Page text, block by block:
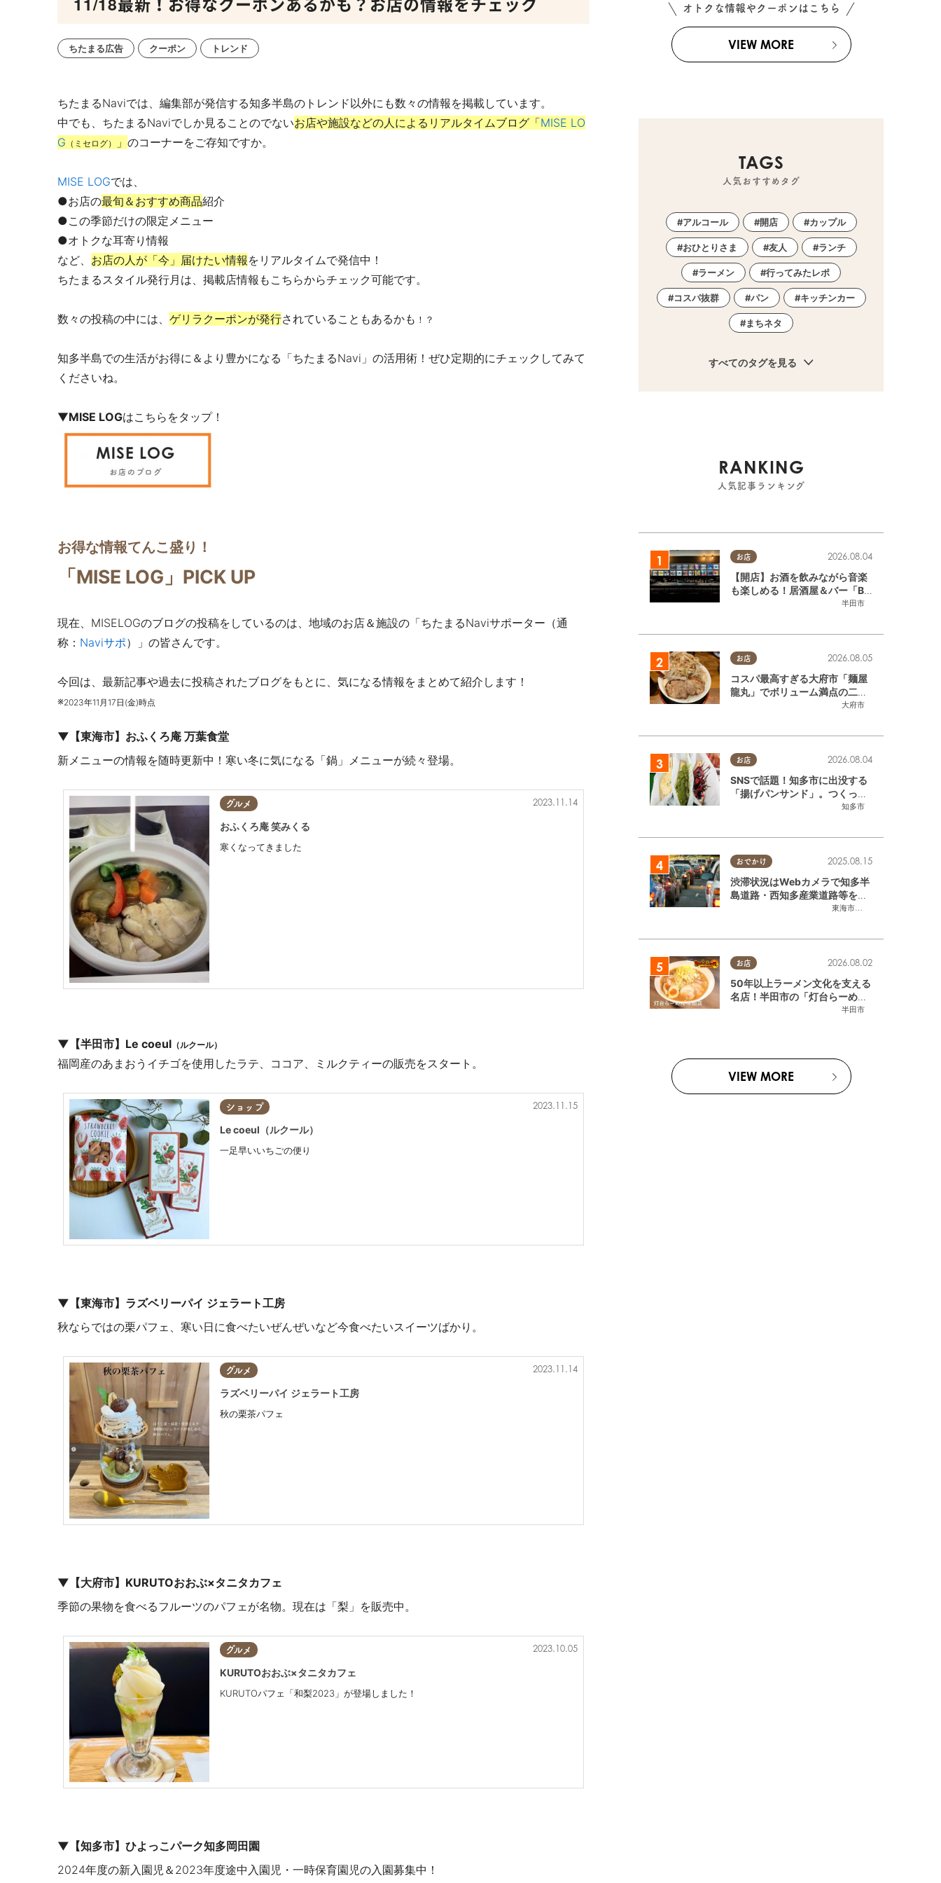
ちたまる広告 クーポン トレンド
ちたまるNaviでは、編集部が発信する知多半島のトレンド以外にも数々の情報を掲載しています。
中でも、ちたまるNaviでしか見ることのでないお店や施設などの人によるリアルタイムブログ「MISE LO
G （ミセログ） 」 のコーナーをご存知ですか。
MISE LOGでは、
●お店の最旬＆おすすめ商品紹介
●この季節だけの限定メニュー
●オトクな耳寄り情報
など、 お店の人が「今」届けたい情報 をリアルタイムで発信中！
ちたまるスタイル発行月は、掲載店情報もこちらからチェック可能です。
数々の投稿の中には、 ゲリラクーポンが発行されていることもあるかも ！？
知多半島での生活がお得に＆より豊かになる「ちたまるNavi」の活用術！ぜひ定期的にチェックしてみて
くださいね。
▼MISE LOGはこちらをタップ！
お得な情報てんこ盛り！
「MISE LOG」PICK UP
現在、MISELOGのブログの投稿をしているのは、地域のお店＆施設の「ちたまるNaviサポーター（通
称： Naviサポ）」の皆さんです。
今回は、最新記事や過去に投稿されたブログをもとに、気になる情報をまとめて紹介します！
※2023年11月17日(金)時点
▼【東海市】おふくろ庵 万葉食堂
新メニューの情報を随時更新中！寒い冬に気になる「鍋」メニューが続々登場。
グルメ 2023.11.14
おふくろ庵 笑みくる
寒くなってきました
▼【半田市】Le coeul （ルクール）
福岡産のあまおうイチゴを使用したラテ、ココア、ミルクティーの販売をスタート。
ショップ 2023.11.15
Le coeul（ルクール）
一足早いいちごの便り
▼【東海市】 ラズベリーパイ ジェラート工房
秋ならではの栗パフェ、寒い日に食べたいぜんぜいなど今食べたいスイーツばかり。
グルメ 2023.11.14
ラズベリーパイ ジェラート工房
秋の栗茶パフェ
▼【大府市】KURUTOおおぶ×タニタカフェ
季節の果物を食べるフルーツのパフェが名物。現在は「梨」を販売中。
グルメ 2023.10.05
KURUTOおおぶ×タニタカフェ
KURUTOパフェ「和梨2023」が登場しました！
▼【知多市】ひよっこパーク知多岡田園
2024年度の新入園児＆2023年度途中入園児・一時保育園児の入園募集中！
オトクな情報やクーポンはこちら
VIEW MORE
TAGS
人気おすすめタグ
アルコール 開店 カップル
おひとりさま 友人 ランチ
ラーメン 行ってみたレポ
コスパ抜群 パン キッチンカー
まちネタ
すべてのタグを見る
RANKING
人気記事ランキング
お店
半田市
2026.08.04
【開店】お酒を飲みながら音楽
も楽しめる！居酒屋＆バー「BL
OOMY（ブルーミー）」が7/3
お店
大府市
2026.08.05
コスパ最高すぎる大府市「麺屋
龍丸」でボリューム満点の二郎
系ラーメンを堪能してきた
お店
知多市
2026.08.04
SNSで話題！知多市に出没する
「揚げパンサンド」。つくって
いるのはお祭りお兄さん!?【ち
おでかけ
東海市
,大府市
2025.08.15
渋滞状況はWebカメラで知多半
島道路・西知多産業道路等をチ
お店
半田市
2026.08.02
50年以上ラーメン文化を支える
名店！半田市の「灯台らーめん
半田店」へ【熱血ラーメン伝 8
VIEW MORE